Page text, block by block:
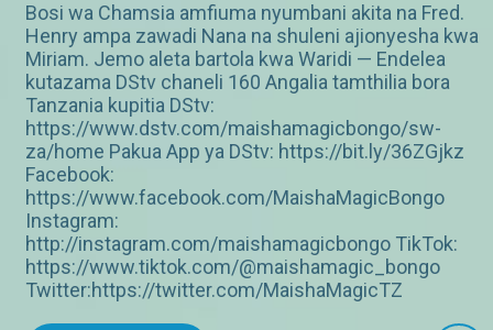
Bosi wa Chamsia amfiuma nyumbani akita na Fred.
Henry ampa zawadi Nana na shuleni ajionyesha kwa
Miriam. Jemo aleta bartola kwa Waridi — Endelea
kutazama DStv chaneli 160 Angalia tamthilia bora
Tanzania kupitia DStv:
https://www.dstv.com/maishamagicbongo/sw-
za/home Pakua App ya DStv: https://bit.ly/36ZGjkz
Facebook:
https://www.facebook.com/MaishaMagicBongo
Instagram:
http://instagram.com/maishamagicbongo TikTok:
https://www.tiktok.com/@maishamagic_bongo
Twitter:https://twitter.com/MaishaMagicTZ